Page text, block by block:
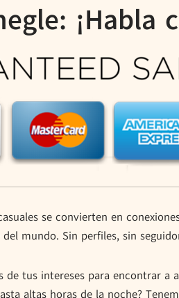
¡Habla
se convierten en
mundo. Sin perfiles, sin
tus intereses para encontrar
altas horas de la noche?